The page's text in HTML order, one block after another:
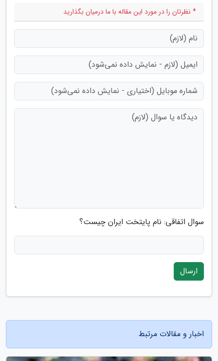
* نظرتان را در مورد این مقاله با ما درمیان بگذارید
سوال اتفاقی: نام پایتخت ایران چیست؟
ارسال
اخبار و مقالات مرتبط